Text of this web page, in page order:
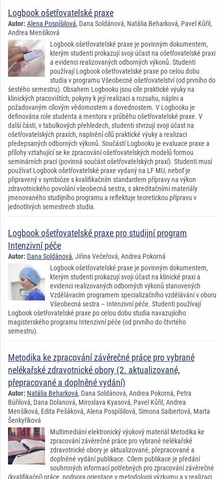
Logbook ošetřovatelské praxe
Autor: Alena Pospíšilová, Dana Soldánová, Natália Beharková, Pavel Kůřil,
Andrea Menšíková
Logbook ošetřovatelské praxe je povinným dokumentem,
kterým studenti prokazují svoji účast na ošetřovatelské praxi
a evidenci realizovaných odborných výkonů. Studenti
používají Logbook ošetřovatelské praxe po celou dobu
studia v programu Všeobecné ošetřovatelství (od prvního do
šestého semestru). Obsahem Logbooku jsou cíle praktické výuky na
klinických pracovištích, pokyny k její realizaci a rozsahu, náplni a
požadovaným cílovým vědomostem a dovednostem. V Logbooku je
definována role studenta a mentora v průběhu ošetřovatelské praxe. V
další části, v tabulkových přehledech, studenti stvrzují svoji účast na
ošetřovatelských praxích, naplnění cílů praktické výuky a realizaci
předepsaných odborných výkonů. Součástí Logbooku je evaluace praxe a
přílohy vztahující se ke zpracování ošetřovatelských modelů formou
seminárních prací (povinná součást ošetřovatelských praxí). Studenti musí
používat Logbook ošetřovatelské praxe vydaný na LF MU, neboť je
připravený v symbióze s kvalifikačním standardem přípravy na výkon
zdravotnického povolání všeobecná sestra, s akreditačními materiály
jmenovaného studijního programu a reflektuje teoretickou přípravu v
jednotlivých semestrech studia.
Logbook ošetřovatelské praxe pro studijní program
Intenzivní péče
Autor: Dana Soldánová, Jiřina Večeřová, Andrea Pokorná
Logbook ošetřovatelské praxe je povinným dokumentem,
kterým studenti prokazují svoji účast na klinické praxi a
evidenci realizovaných odborných výkonů stanovených
Vzdělávacím programem specializačního vzdělávání v oboru
Všeobecná sestra – Intenzivní péče. Studenti používají
Logbook ošetřovatelské praxe po celou dobu studia navazujícího
magisterského programu Intenzivní péče (od prvního do čtvrtého
semestru).
Metodika ke zpracování závěrečné práce pro vybrané
nelékařské zdravotnické obory (2. aktualizované,
přepracované a doplněné vydání)
Autor: Natália Beharková, Dana Soldánová, Andrea Pokorná, Petra
Búřilová, Dana Dolanová, Miroslava Kyasová, Pavel Kůřil, Andrea
Menšíková, Edita Pešáková, Alena Pospíšilová, Simona Saibertová, Marta
Šenkyříková
Multimediání elektronický výukový materiál Metodika ke
zpracování závěrečné práce pro vybrané nelékařské
zdravotnické obory je aktualizované, přepracované a
doplněné vydání publikace. Cílem publikace je předání
souhrnných informací potřebných pro zpracování závěrečné
(kvalifikační) práce, podpora orientace v metodologii výzkumu a v realizaci